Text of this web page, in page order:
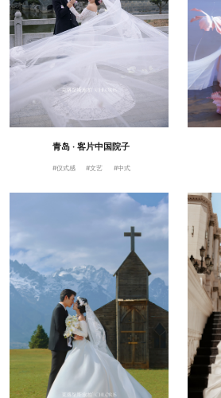
青岛 · 客片中国院子
#仪式感 #文艺 #中式